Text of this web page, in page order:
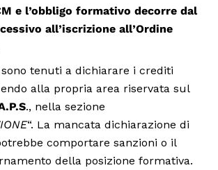
e l’obbligo formativo decorre dal
all’iscrizione all’Ordine
tenuti a dichiarare i crediti
alla propria area riservata sul
., nella sezione
“. La mancata dichiarazione di
comportare sanzioni o il
della posizione formativa.